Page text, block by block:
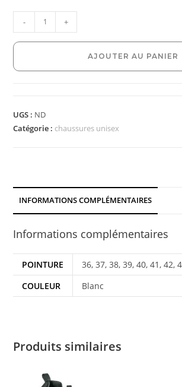
- +
AJOUTER AU PANIER
UGS : ND
Catégorie : chaussures unisex
INFORMATIONS COMPLÉMENTAIRES
Informations complémentaires
POINTURE
36, 37, 38, 39, 40, 41, 42,
COULEUR
Blanc
Produits similaires